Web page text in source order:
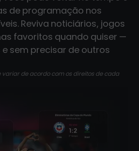
de programação nos
Reviva noticiários, jogos
favoritos quando quiser —
sem precisar de outros
de acordo com os direitos de cada